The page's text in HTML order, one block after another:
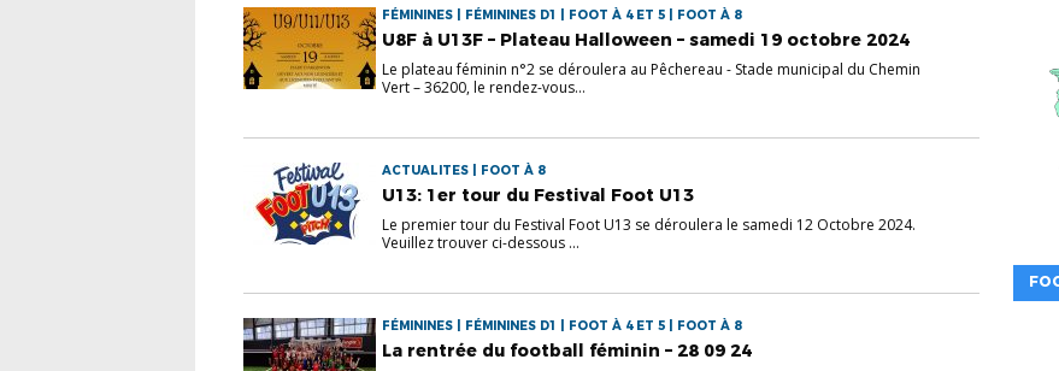
FÉMININES | FÉMININES D1 | FOOT À 4 ET 5 | FOOT À 8
U8F à U13F – Plateau Halloween – samedi 19 octobre 2024
Le plateau féminin n°2 se déroulera au Pêchereau - Stade municipal du Chemin
Vert – 36200, le rendez-vous...
ACTUALITES | FOOT À 8
U13: 1er tour du Festival Foot U13
Le premier tour du Festival Foot U13 se déroulera le samedi 12 Octobre 2024.
Veuillez trouver ci-dessous ...
FÉMININES | FÉMININES D1 | FOOT À 4 ET 5 | FOOT À 8
La rentrée du football féminin – 28 09 24